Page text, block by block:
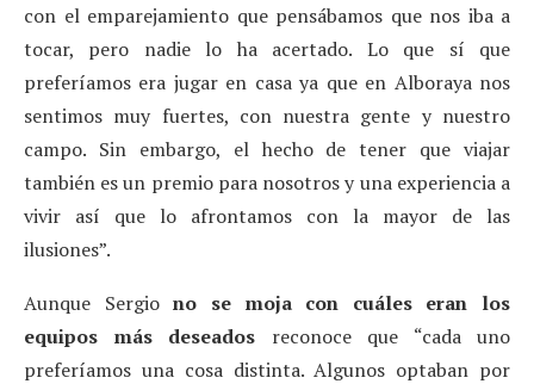
con el emparejamiento que pensábamos que nos iba a
tocar, pero nadie lo ha acertado. Lo que sí que
preferíamos era jugar en casa ya que en Alboraya nos
sentimos muy fuertes, con nuestra gente y nuestro
campo. Sin embargo, el hecho de tener que viajar
también es un premio para nosotros y una experiencia a
vivir así que lo afrontamos con la mayor de las
ilusiones”.
Aunque Sergiono se moja con cuáles eran los
equipos más deseados reconoce que “cada uno
preferíamos una cosa distinta. Algunos optaban por